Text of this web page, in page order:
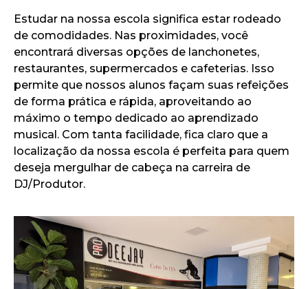
Estudar na nossa escola significa estar rodeado
de comodidades. Nas proximidades, você
encontrará diversas opções de lanchonetes,
restaurantes, supermercados e cafeterias. Isso
permite que nossos alunos façam suas refeições
de forma prática e rápida, aproveitando ao
máximo o tempo dedicado ao aprendizado
musical. Com tanta facilidade, fica claro que a
localização da nossa escola é perfeita para quem
deseja mergulhar de cabeça na carreira de
DJ/Produtor.